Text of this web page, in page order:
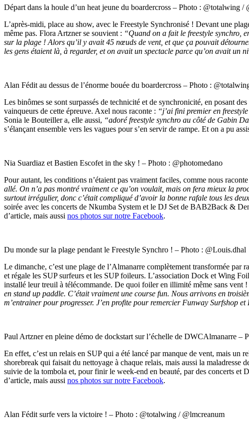
Départ dans la houle d’un heat jeune du boardercross – Photo : @totalwing /
L’après-midi, place au show, avec le Freestyle Synchronisé ! Devant une
même pas. Flora Artzner se souvient : “Quand on a fait le freestyle synchro,
sur la plage ! Alors qu’il y avait 45 nœuds de vent, et que ça pouvait
les gens étaient là, à regarder, et on avait un spectacle parce qu’on avait
Alan Fédit au dessus de l’énorme bouée du boardercross – Photo :
Les binômes se sont surpassés de technicité et de synchronicité, en posant
vainqueurs de cette épreuve. Axel nous raconte : “j’ai fini premier en
Sonia le Bouteiller a, elle aussi, “adoré freestyle synchro au côté de Gabin
s’élançant ensemble vers les vagues pour s’en servir de rampe. Et on a pu
Nia Suardiaz et Bastien Escofet in the sky ! – Photo : @photomedano
Pour autant, les conditions n’étaient pas vraiment faciles, comme nous
allé. On n’a pas montré vraiment ce qu’on voulait, mais on fera mieux la
surtout irrégulier, donc c’était compliqué d’avoir la bonne rafale tous les
soirée avec les concerts de Nkumba System et le DJ Set de BAB2Back &
d’article, mais aussi nos photos sur notre Facebook.
Du monde sur la plage pendant le Freestyle Synchro ! – Photo : @Louis.dhal
Le dimanche, c’est une plage de l’Almanarre complètement transformée
et régale les SUP surfeurs et les SUP foileurs. L’association Dock et Wing
installé leur treuil à télécommande. De quoi foiler en illimité même sans
en stand up paddle. C’était vraiment une course fun. Nous arrivons en
m’entrainer pour progresser. J’en profite pour remercier Funway Surfshop
Paul Artzner en pleine démo de dockstart sur l’échelle de DWCAlmanarre –
En effet, c’est un relais en SUP qui a été lancé par manque de vent, mais un
shorebreak qui faisait du nettoyage à chaque relais, mais aussi la
suivie de la tombola et, pour finir le week-end en beauté, par des concerts et
d’article, mais aussi nos photos sur notre Facebook.
Alan Fédit surfe vers la victoire ! – Photo : @totalwing / @lmcreanum